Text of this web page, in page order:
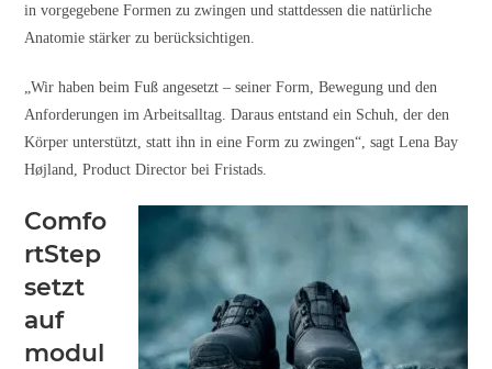
in vorgegebene Formen zu zwingen und stattdessen die natürliche
Anatomie stärker zu berücksichtigen.
„Wir haben beim Fuß angesetzt – seiner Form, Bewegung und den
Anforderungen im Arbeitsalltag. Daraus entstand ein Schuh, der den
Körper unterstützt, statt ihn in eine Form zu zwingen“, sagt Lena Bay
Højland, Product Director bei Fristads.
Comfo
rtStep
setzt
auf
modul